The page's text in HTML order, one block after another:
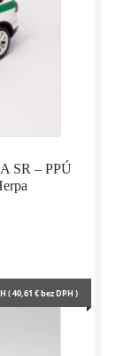
SR – PPÚ
(40,61 €bez DPH )